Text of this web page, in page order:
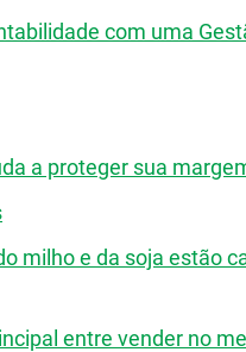
com uma
a proteger sua
milho e da soja estão
entre vender no